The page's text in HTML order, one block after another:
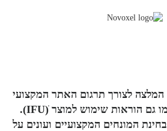
המלצה לצורך תרגום האתר המקצועי
שלנו לעשר שפות כמו גם הוראות שימוש למוצר ׁ(IFU).
המונחים המקצועיים ועונים על